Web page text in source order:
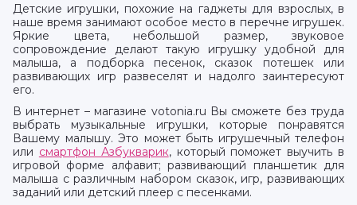
Детские игрушки, похожие на гаджеты для взрослых, в
наше время занимают особое место в перечне игрушек.
Яркие цвета, небольшой размер, звуковое
сопровождение делают такую игрушку удобной для
малыша, а подборка песенок, сказок потешек или
развивающих игр развеселят и надолго заинтересуют
его.
В интернет – магазине votonia.ru Вы сможете без труда
выбрать музыкальные игрушки, которые понравятся
Вашему малышу. Это может быть игрушечный телефон
или смартфон Азбукварик, который поможет выучить в
игровой форме алфавит; развивающий планшетик для
малыша с различным набором сказок, игр, развивающих
заданий или детский плеер с песенками.